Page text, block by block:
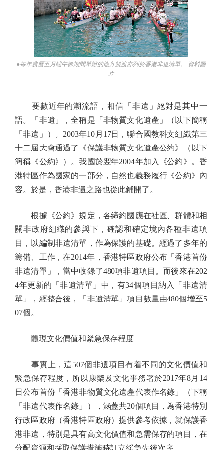
●每年農曆五月端午節期間舉辦的龍舟競渡亦列於香港非遺清單。 資料圖
片
要數近年的潮流語，相信「非遺」絕對是其中一
語。「非遺」，全稱是「非物質文化遺產」（以下簡稱
「非遺」）。2003年10月17日，聯合國教科文組織第三
十二屆大會通過了《保護非物質文化遺產公約》（以下
簡稱《公約》）。我國於翌年2004年加入《公約》。香
港特區作為國家的一部分，自然也義務履行《公約》內
容。於是，香港非遺之路也從此鋪開了。
根據《公約》規定，各締約國應在社區、群體和相
關非政府組織的參與下，確認和確定境內各種非遺項
目，以編制非遺清單，作為保護的基礎。經過了多年的
籌備、工作，在2014年，香港特區政府公布「香港首份
非遺清單」，當中收錄了480項非遺項目。而後來在202
4年更新的「非遺清單」中，有34個項目納入「非遺清
單」，經整合後，「非遺清單」項目數量由480個增至5
07個。
體現文化價值和緊急保存程度
事實上，這507個非遺項目有着不同的文化價值和
緊急保存程度，所以康樂及文化事務署於2017年8月14
日公布首份「香港非物質文化遺產代表作名錄」（下稱
「非遺代表作名錄」），涵蓋共20個項目，為香港特別
行政區政府（香港特區政府）提供參考依據，就保護香
港非遺，特別是具有高文化價值和急需保存的項目，在
分配資源和採取保護措施時訂立緩急先後次序。